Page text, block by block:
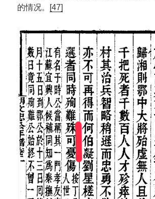
的情况。 [47]